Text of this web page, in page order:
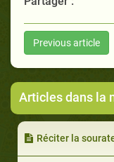
Previous article
Articles dans la
Réciter la